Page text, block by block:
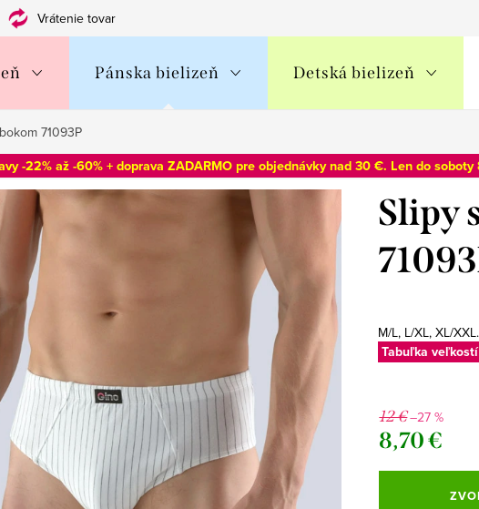
Vrátenie tovaru
Pánska bielizeň Detská bielizeň
71093P
-22% až -60% + doprava ZADARMO pre objednávky nad 30 €. Len dosoboty
Slipy
M/L, L/XL, XL/
Tabuľka veľkostí
12 €–27 %
8,70 €
Jednotková